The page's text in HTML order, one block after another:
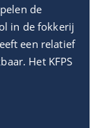
de
in de fokkerij
een relatief
Het KFPS